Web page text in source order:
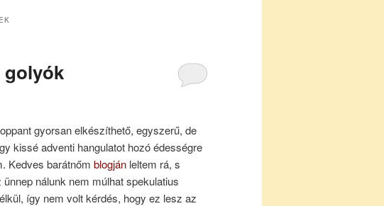
golyók
gyorsan elkészíthető, egyszerű, de
kissé adventi hangulatot hozó édességre
Kedves barátnőmblogján leltem rá, s
ünnep nálunk nem múlhat spekulatius
így nem volt kérdés, hogy ez lesz az